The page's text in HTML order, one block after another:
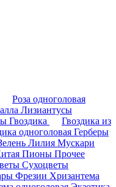
Роза одноголовая
Лизиантусы
Гвоздика
Гвоздика из
одноголовая Герберы
Лилия Мускари
Пионы Прочее
Сухоцветы
Фрезии Хризантема